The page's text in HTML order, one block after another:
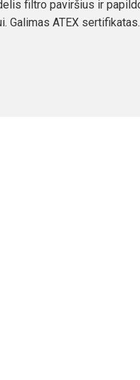
filtro paviršius ir
Galimas ATEX sertifikatas.